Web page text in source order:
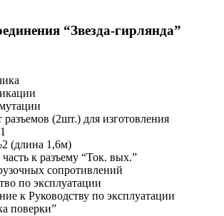
“Звезда-гирлянда”
(2шт.) для изготовления
(длина 1,6м)
к разъему “Ток. вых.”
сопротивлений
по эксплуатации
к Руководству по эксплуатации
поверки”